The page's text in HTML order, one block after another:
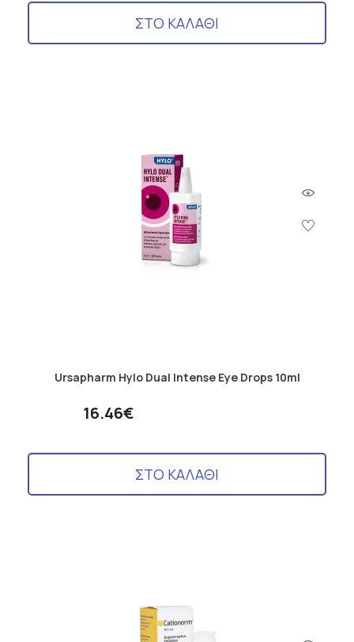
ΣΤΟ ΚΑΛΑΘΙ
Ursapharm Hylo Dual Intense Eye Drops 10ml
16.46€
ΣΤΟ ΚΑΛΑΘΙ